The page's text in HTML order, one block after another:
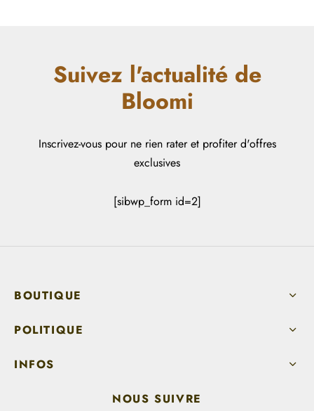
Suivez l'actualité de
Bloomi
Inscrivez-vous pour ne rien rater et profiter d'offres
exclusives
[sibwp_form id=2]
BOUTIQUE
POLITIQUE
INFOS
NOUS SUIVRE